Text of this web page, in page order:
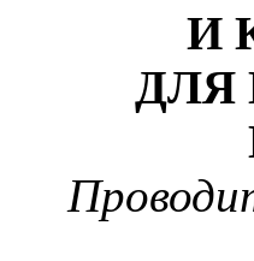
И
ДЛЯ